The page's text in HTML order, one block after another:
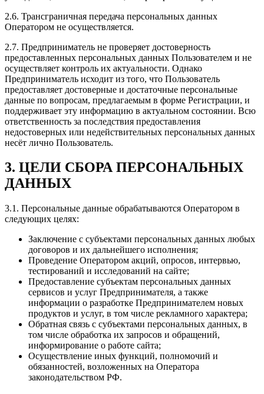
2.6. Трансграничная передача персональных данных
Оператором не осуществляется.
2.7. Предприниматель не проверяет достоверность
предоставленных персональных данных Пользователем и не
осуществляет контроль их актуальности. Однако
Предприниматель исходит из того, что Пользователь
предоставляет достоверные и достаточные персональные
данные по вопросам, предлагаемым в форме Регистрации, и
поддерживает эту информацию в актуальном состоянии. Всю
ответственность за последствия предоставления
недостоверных или недействительных персональных данных
несёт лично Пользователь.
3. ЦЕЛИ СБОРА ПЕРСОНАЛЬНЫХ
ДАННЫХ
3.1. Персональные данные обрабатываются Оператором в
следующих целях:
Заключение с субъектами персональных данных любых
договоров и их дальнейшего исполнения;
Проведение Оператором акций, опросов, интервью,
тестирований и исследований на сайте;
Предоставление субъектам персональных данных
сервисов и услуг Предпринимателя, а также
информации о разработке Предпринимателем новых
продуктов и услуг, в том числе рекламного характера;
Обратная связь с субъектами персональных данных, в
том числе обработка их запросов и обращений,
информирование о работе сайта;
Осуществление иных функций, полномочий и
обязанностей, возложенных на Оператора
законодательством РФ.